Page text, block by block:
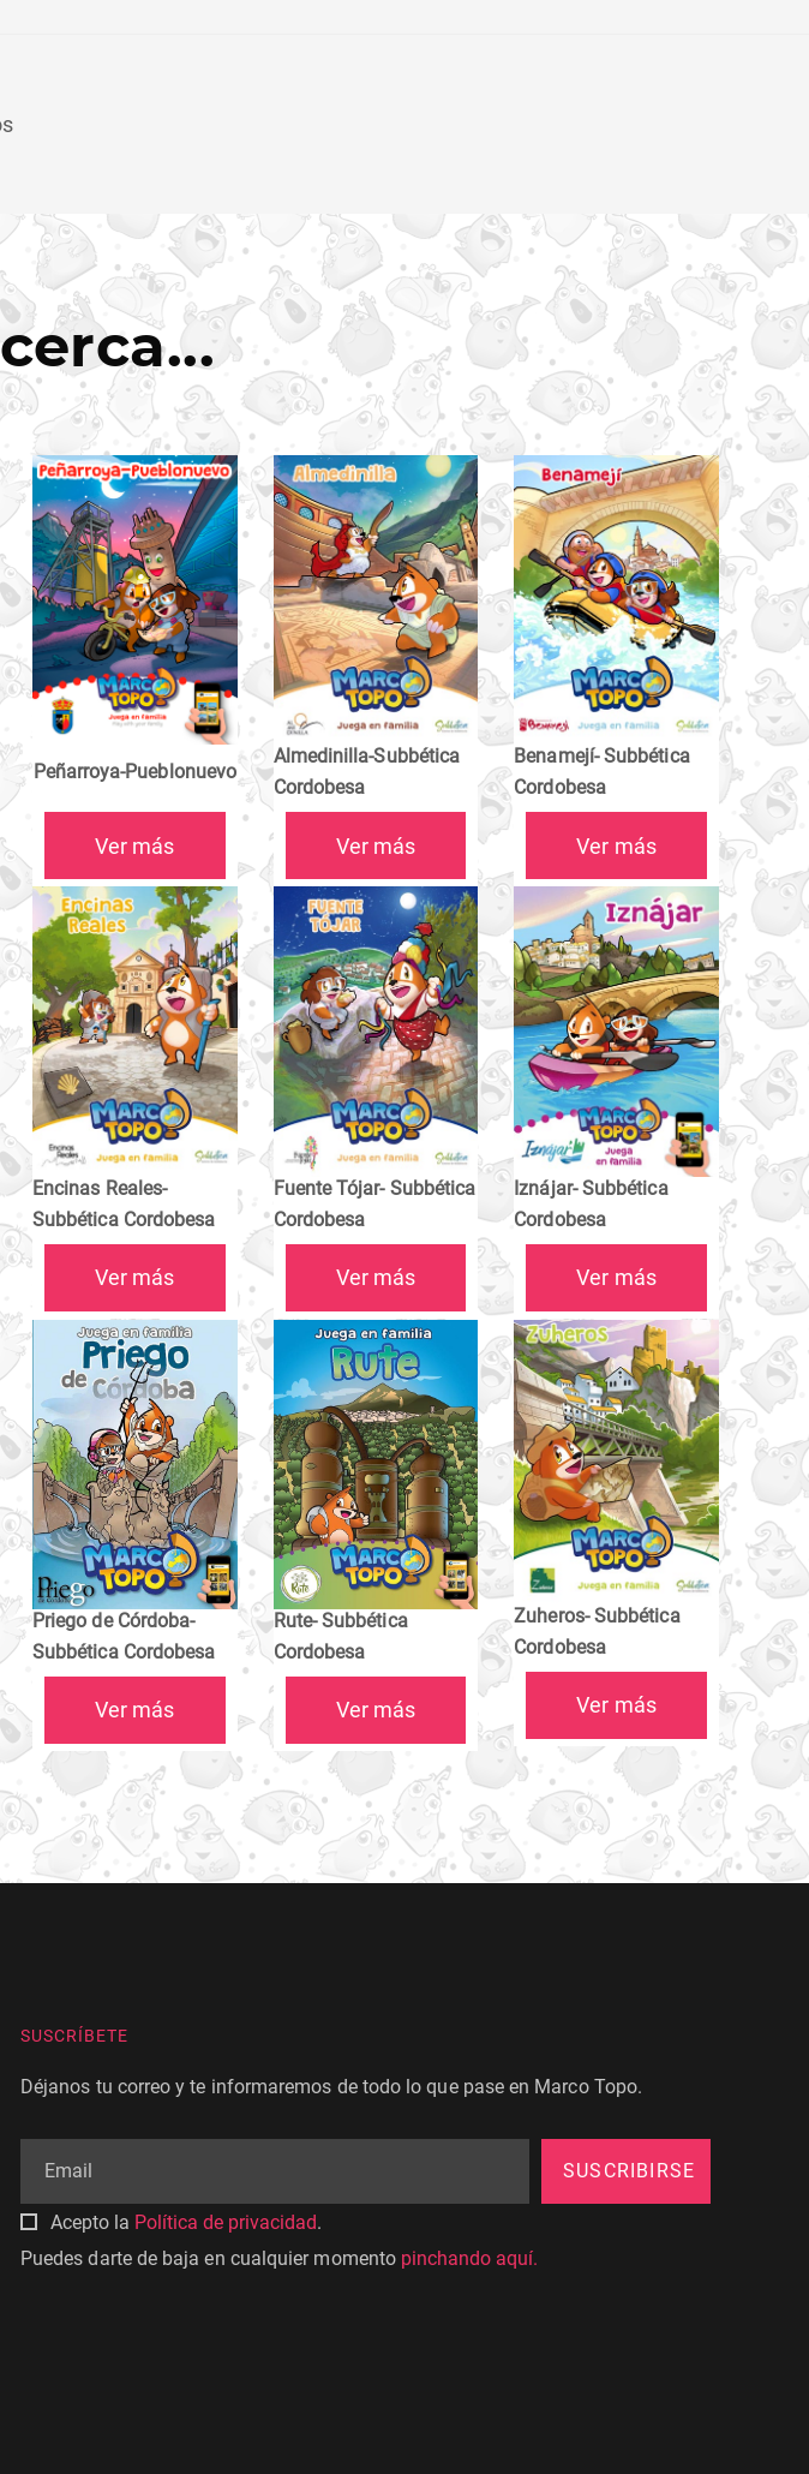
Peñarroya-Pueblonuevo
Ver más
Almedinilla-Subbética
Cordobesa
Ver más
Benamejí- Subbética
Cordobesa
Ver más
Encinas Reales-
Subbética Cordobesa
Ver más
Fuente Tójar- Subbética
Cordobesa
Ver más
Iznájar- Subbética
Cordobesa
Ver más
Priego de Córdoba-
Subbética Cordobesa
Ver más
Rute- Subbética
Cordobesa
Ver más
Zuheros- Subbética
Cordobesa
Ver más
SUSCRÍBETE
Déjanos tu correo y te informaremos de todo lo que pase en Marco Topo.
SUSCRIBIRSE
Acepto la Política de privacidad.
Puedes darte de baja en cualquier momento pinchando aquí.